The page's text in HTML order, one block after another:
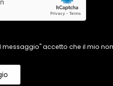
messaggio" accetto che il mio